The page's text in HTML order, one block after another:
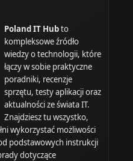
Poland IT Hubto
kompleksowe źródło
wiedzy o technologii, które
łączy w sobie praktyczne
poradniki, recenzje
sprzętu, testy aplikacji oraz
aktualności ze świata IT.
Znajdziesz tu wszystko,
wykorzystać możliwości
podstawowych instrukcji
dotyczące